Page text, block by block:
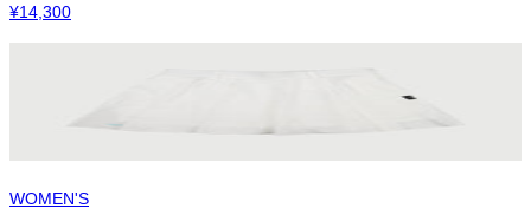
¥14,300
WOMEN'S